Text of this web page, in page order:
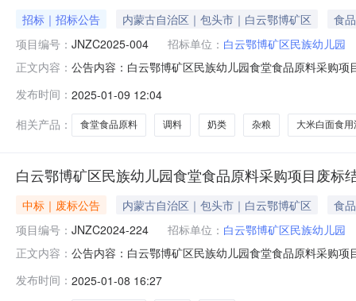
招标｜招标公告 内蒙古自治区｜包头市｜白云鄂博矿区
食
项目编号： JNZC2025-004 招标单位： 白云鄂博矿区民族幼儿园
正文内容： 公告内容：白云鄂博矿区民族幼儿园食堂食品原料采购
标方式为公开招标。二、项目概况和招标范围规模：白
幼儿园调料、奶类、杂粮、大米
发布时间： 2025-01-09 12:04
相关产品：
食堂食品原料 调料 奶类 杂粮 大米白面食用
白云鄂博矿区民族幼儿园食堂食品原料采购项目废标
中标｜废标公告 内蒙古自治区｜包头市｜白云鄂博矿区
食
项目编号： JNZC2024-224 招标单位： 白云鄂博矿区民族幼儿园
正文内容： 公告内容：白云鄂博矿区民族幼儿园食堂食品原料采购
02）：中标人：中标价格：0万元二、其他：此项目分为
发布时间： 2025-01-08 16:27